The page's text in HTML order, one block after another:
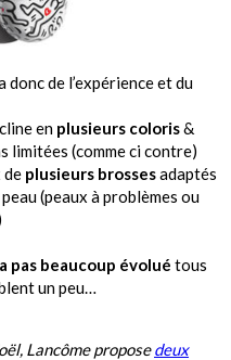
donc de l’expérience et du
en plusieurs coloris&
limitées (comme ci contre)
de plusieurs brossesadaptés
(peaux à problèmes ou
pas beaucoup évolué tous
un peu…
Lancôme proposedeux